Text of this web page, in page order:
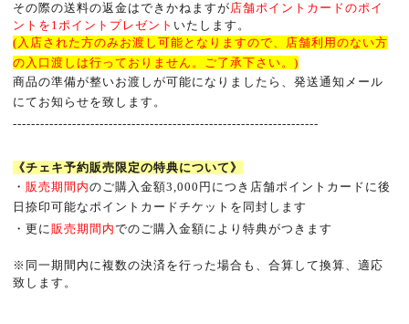
その際の送料の返金はできかねますが店舗ポイントカードのポイ
ントを 1ポイントプレゼント いたします。
(入店された方のみお渡し可能となりますので、店舗利用のない方
の入口渡しは行っておりません。ご了承下さい。)
商品の準備が整いお渡しが可能になりましたら、発送通知メール
にてお知らせを致します。
-------------------------------------------------------------------
《チェキ予約販売限定の特典について》
・販売期間内のご購入金額3,000 円につき店舗ポイントカードに後
日捺印可能なポイントカードチケットを同封します
・更に販売期間内でのご購入金額により特典がつきます
※ 同一期間内に複数の決済を行った場合も、合算して換算、適応
致します。